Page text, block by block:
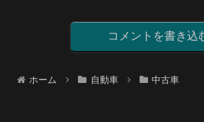
コメントを書き込
ホーム 自動車 中古車